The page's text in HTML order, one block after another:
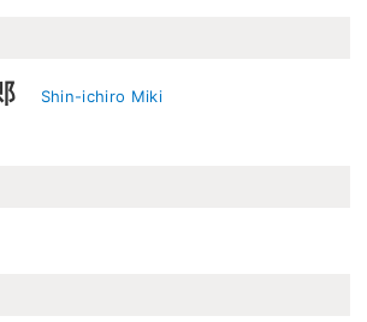
Shin-ichiro Miki